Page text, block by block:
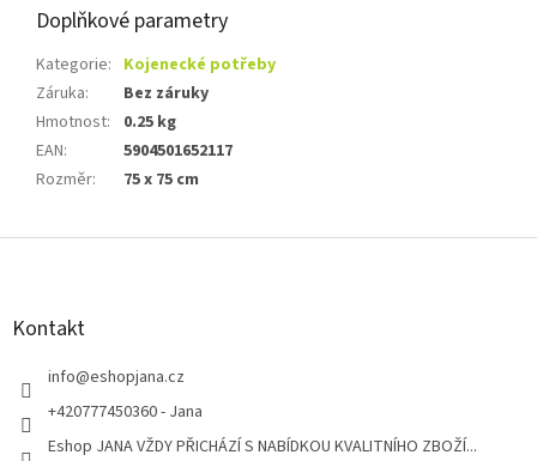
Doplňkové parametry
Kategorie: Kojenecké potřeby
Záruka:
Bez záruky
Hmotnost:
0.25 kg
EAN:
5904501652117
Rozměr: 75 x 75 cm
Z
Kontakt
info@eshopjana.cz
+420777450360 - Jana
Eshop JANA VŽDY PŘICHÁZÍ S NABÍDKOU KVALITNÍHO ZBOŽÍ...